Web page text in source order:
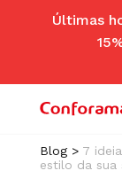
Últimas
Blog> 7
estilo da sua